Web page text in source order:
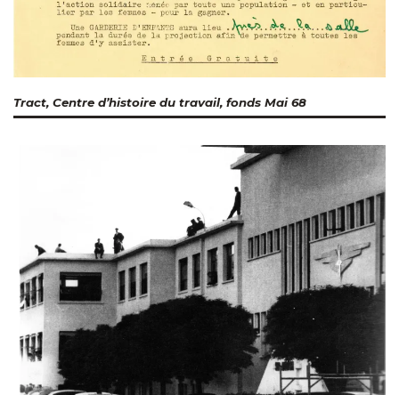
Tract, Centre d’histoire du travail, fonds Mai 68